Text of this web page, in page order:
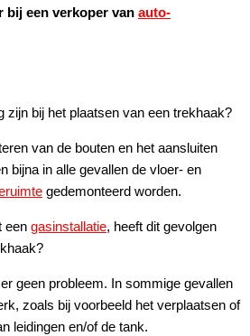
bij een verkoper van auto-
zijn bij het plaatsen van een trekhaak?
van de bouten en het aansluiten
bijna in alle gevallen de vloer- en
gedemonteerd worden.
een gasinstallatie, heeft dit gevolgen
geen probleem. In sommige gevallen
zoals bij voorbeeld het verplaatsen of
leidingen en/of de tank.